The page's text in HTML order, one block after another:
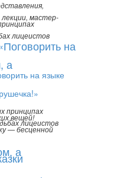
мастер-
на
принципах
лицеистов
а
лицеистов
а
вещей!
— бесценной